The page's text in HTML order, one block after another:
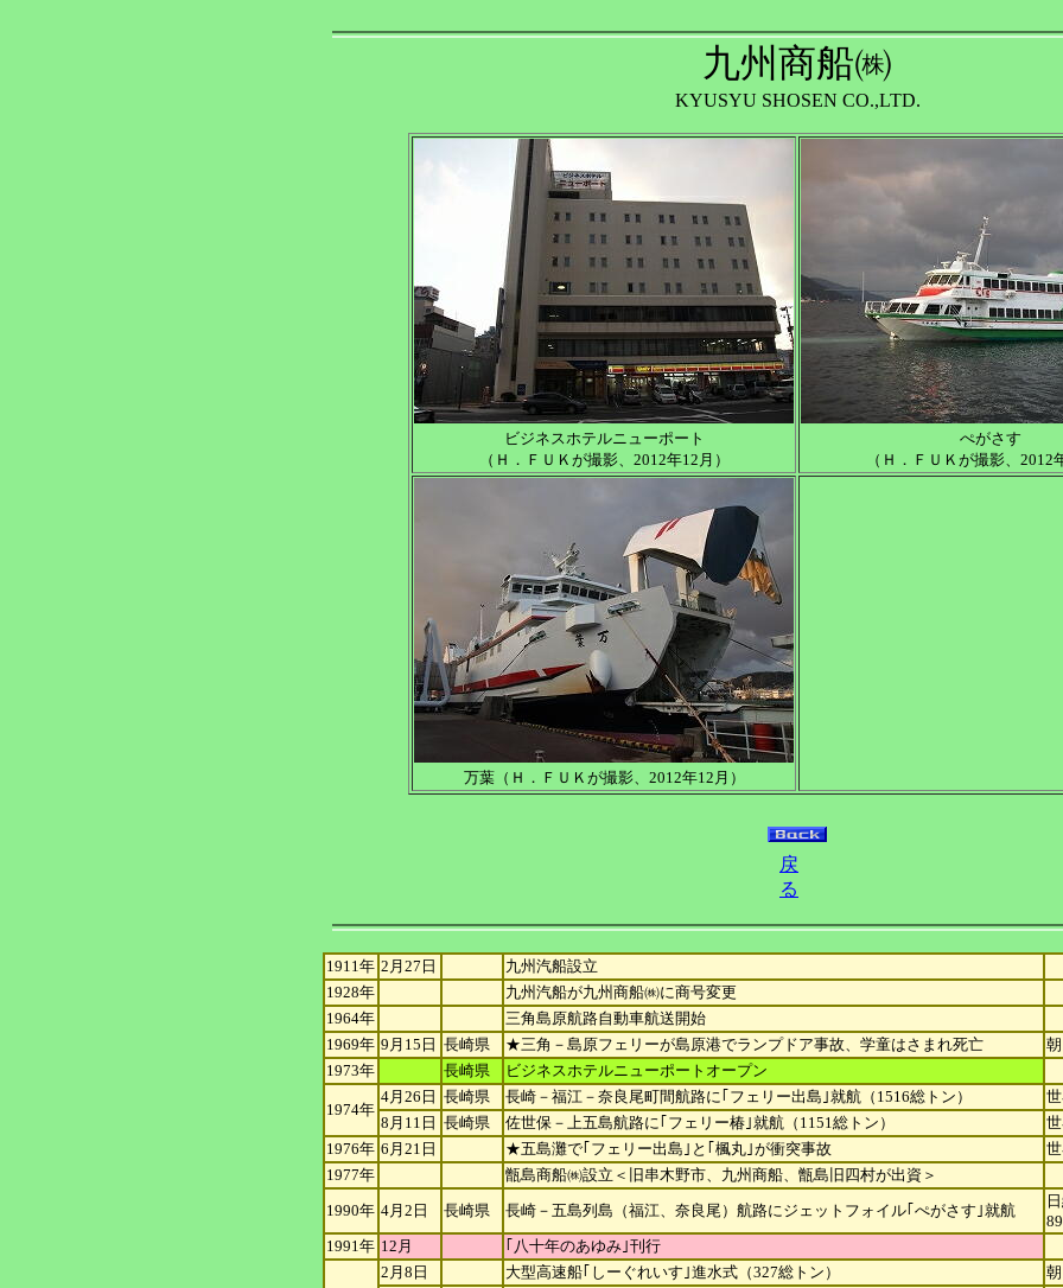
九州商船㈱
KYUSYU SHOSEN CO.,LTD.
ビジネスホテルニューポート
（Ｈ．ＦＵＫが撮影、2012年12月）
ぺがさす
（Ｈ．ＦＵＫが撮影、2012
万葉（Ｈ．ＦＵＫが撮影、2012年12月）
戻
る
1911年 2月27日
九州汽船設立
1928年
九州汽船が九州商船㈱に商号変更
1964年
三角島原航路自動車航送開始
1969年 9月15日 長崎県 ★三角－島原フェリーが島原港でランプドア事故、学童はさまれ死亡
1973年
長崎県 ビジネスホテルニューポートオープン
1974年
4月26日 長崎県 長崎－福江－奈良尾町間航路に｢フェリー出島｣就航（1516総トン）
8月11日 長崎県 佐世保－上五島航路に｢フェリー椿｣就航（1151総トン）
1976年 6月21日 ★五島灘で｢フェリー出島｣と｢楓丸｣が衝突事故
1977年
甑島商船㈱設立＜旧串木野市、九州商船、甑島旧四村が出資＞
1990年 4月2日 長崎県 長崎－五島列島（福江、奈良尾）航路にジェットフォイル｢ぺがさす｣就航
1991年 12月 ｢八十年のあゆみ｣刊行
2月8日 大型高速船｢しーぐれいす｣進水式（327総トン）